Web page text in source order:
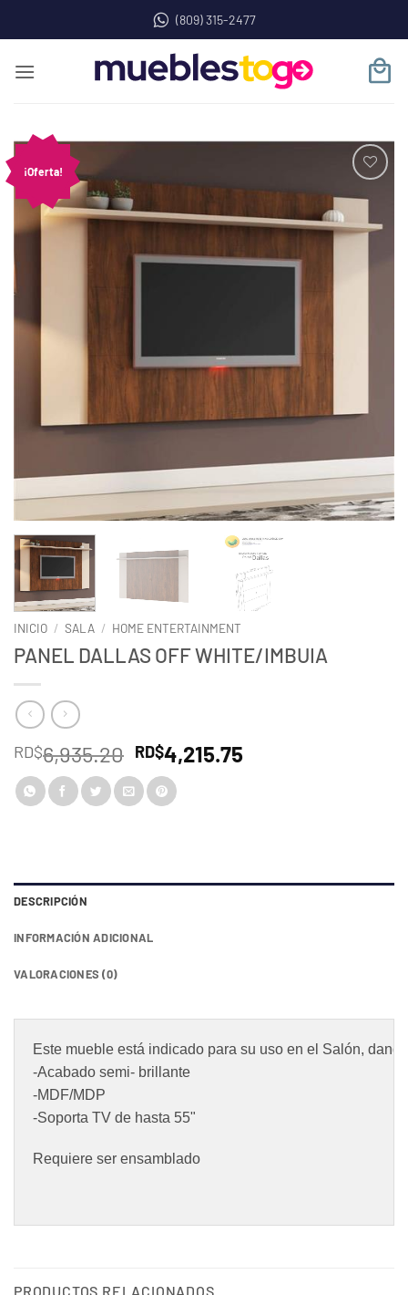
(809) 315-2477
¡Oferta!
INICIO / SALA / HOME ENTERTAINMENT
PANEL DALLAS OFF WHITE/IMBUIA
RD$6,935.20 El
precio
original
RD$4,215.75El
DESCRIPCIÓN
INFORMACIÓN ADICIONAL
VALORACIONES (0)
Este mueble está indicado para su uso en el Salón,
-Acabado semi- brillante
-MDF/MDP
-Soporta TV de hasta 55"
Requiere ser ensamblado
PRODUCTOS RELACIONADOS